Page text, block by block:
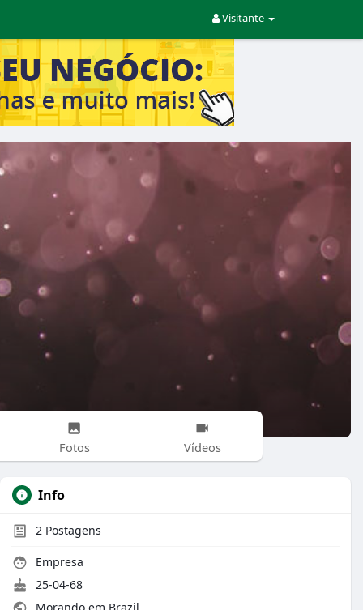
Visitante
Fotos Vídeos
Info
2 Postagens
Empresa
25-04-68